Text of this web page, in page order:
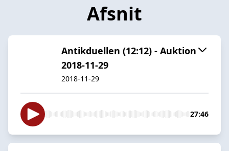
Afsnit
Antikduellen (12:12) - Auktion
2018-11-29
2018-11-29
27:46